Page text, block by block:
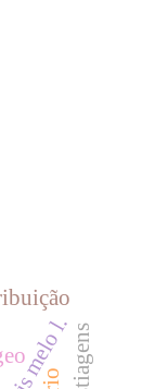
estiagens